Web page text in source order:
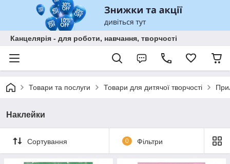
Канцелярія - для роботи, навчання, творчості
Товари та послуги Товари для дитячої творчості
Наклейки
Сортування 0 Фільтри